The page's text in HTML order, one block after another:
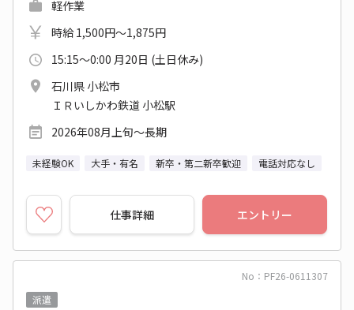
軽作業
時給 1,500円～1,875円
15:15～0:00 月20日 (土日休み)
石川県 小松市
ＩＲいしかわ鉄道 小松駅
2026年08月上旬～長期
未経験OK 大手・有名 新卒・第二新卒歓迎 電話対応なし
仕事詳細 エントリー
No：PF26-0611307
派遣